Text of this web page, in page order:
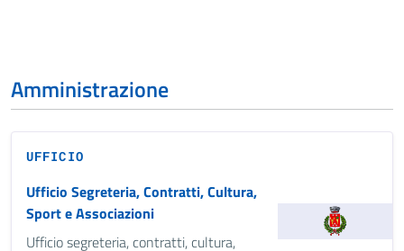
Amministrazione
UFFICIO
Ufficio Segreteria, Contratti, Cultura,
Sport e Associazioni
Ufficio segreteria, contratti, cultura,